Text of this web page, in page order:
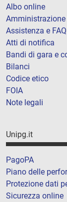
Albo online
Assistenza e FAQ
Atti di notifica
Bandi di gara e
Bilanci
Codice etico
FOIA
Note legali
Unipg.it
PagoPA
Piano delle
Protezione dati
Sicurezza online